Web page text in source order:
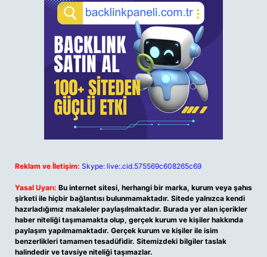
Reklam ve İletişim: Skype: live:.cid.575569c608265c69
Yasal Uyarı: Bu internet sitesi, herhangi bir marka, kurum veya şahıs
şirketi ile hiçbir bağlantısı bulunmamaktadır. Sitede yalnızca kendi
hazırladığımız makaleler paylaşılmaktadır. Burada yer alan içerikler
haber niteliği taşımamakta olup, gerçek kurum ve kişiler hakkında
paylaşım yapılmamaktadır. Gerçek kurum ve kişiler ile isim
benzerlikleri tamamen tesadüfidir. Sitemizdeki bilgiler taslak
halindedir ve tavsiye niteliği taşımazlar.